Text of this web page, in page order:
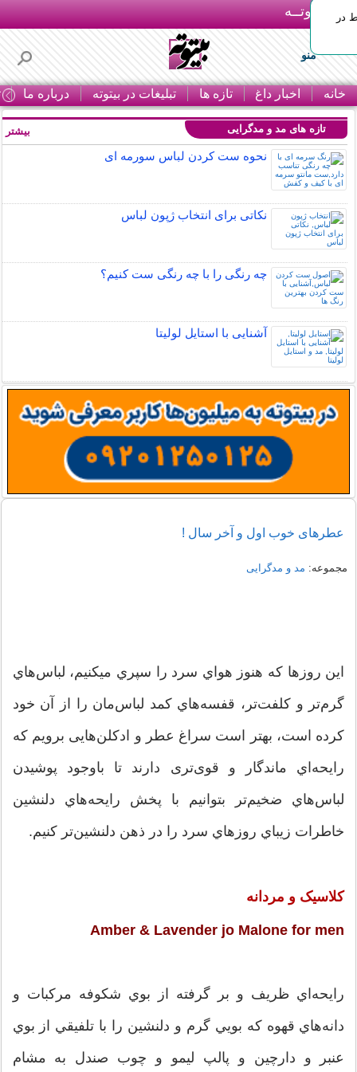
بـیتوتــه
منو
خانه اخبار داغ تازه ها تبلیغات در بیتوته درباره ما
در
تازه های مد و مدگرایی
نحوه ست کردن لباس سورمه ای
نکاتی برای انتخاب ژپون لباس
چه رنگی را با چه رنگی ست کنیم؟
آشنایی با استایل لولیتا
بیشتر
عطرهای خوب اول و آخر سال !
مجموعه: مد و مدگرایی
اين روزها که هنوز هواي سرد را سپري مي​کنيم، لباس‌هاي
گرم‌تر و كلفت‌تر، قفسه‌هاي كمد لباس‌مان را از آن خود
كرده است، بهتر است سراغ عطر و ادکلن‌هایی برویم كه
رايحه‌اي ماندگار و قوی‌تری دارند تا باوجود پوشيدن
لباس‌هاي ضخيم‌تر بتوانيم با پخش رايحه‌هاي دلنشين
خاطرات زيباي روزهاي سرد را در ذهن دلنشین‌تر كنيم.
کلاسیک و مردانه
Amber & Lavender jo Malone for men
رايحه‌اي ظريف و بر گرفته از بوي شكوفه مركبات و
دانه‌هاي قهوه كه بويي گرم و دلنشين را با تلفيقي از بوي
عنبر و دارچين و پالپ ليمو و چوب صندل به مشام